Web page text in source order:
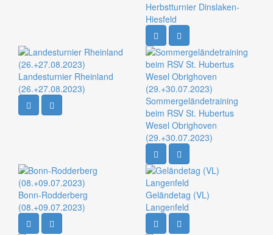
Herbstturnier Dinslaken-
Hiesfeld
Landesturnier Rheinland
(26.+27.08.2023)
Sommergeländetraining
beim RSV St. Hubertus
Wesel Obrighoven
(29.+30.07.2023)
Bonn-Rodderberg
(08.+09.07.2023)
Geländetag (VL)
Langenfeld